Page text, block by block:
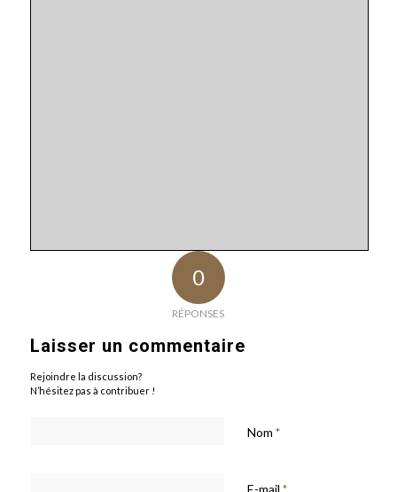
0
RÉPONSES
Laisser un commentaire
Rejoindre la discussion?
N’hésitez pas à contribuer !
Nom *
E-mail